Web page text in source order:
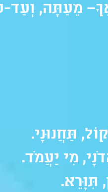
מֵעַתָּה, וְעַד-
תַּחֲנוּנָי.
מִי יַעֲמֹד.
תִּוָּרֵא.